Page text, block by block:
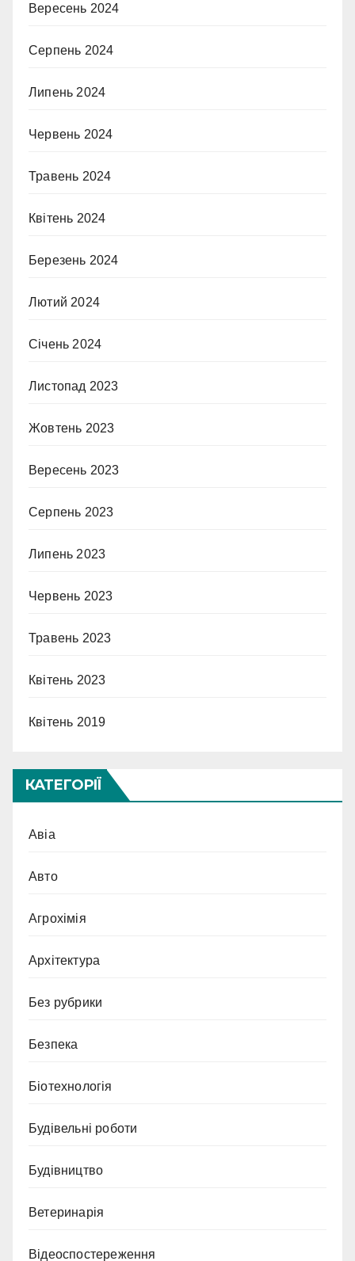
Вересень 2024
Серпень 2024
Липень 2024
Червень 2024
Травень 2024
Квітень 2024
Березень 2024
Лютий 2024
Січень 2024
Листопад 2023
Жовтень 2023
Вересень 2023
Серпень 2023
Липень 2023
Червень 2023
Травень 2023
Квітень 2023
Квітень 2019
КАТЕГОРІЇ
Авіа
Авто
Агрохімія
Архітектура
Без рубрики
Безпека
Біотехнологія
Будівельні роботи
Будівництво
Ветеринарія
Відеоспостереження